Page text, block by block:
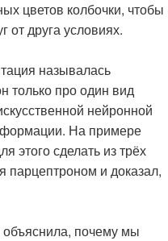
цветов колбочки, чтобы
от друга условиях.
называлась
только про один вид
нейронной
На примере
этого сделать из трёх
парцептроном и доказал,
объяснила, почему мы